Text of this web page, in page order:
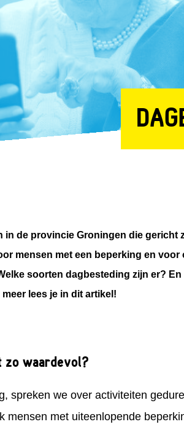
in de provincie Groningen die gericht
mensen met een beperking en
soorten dagbesteding zijn er?
lees je in dit artikel!
zo waardevol?
spreken we over activiteiten
mensen met uiteenlopende